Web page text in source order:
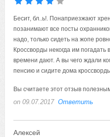
Бесит, бл..ь!. Понаприезжают
позанимают все посты
надо, только сидеть на жопе
Кроссворды некогда им
времени дают. А вы чего ждали
пенсию и сидите дома
Вы считаете этот отзыв
on 09.07.2017 Ответить
Алексей